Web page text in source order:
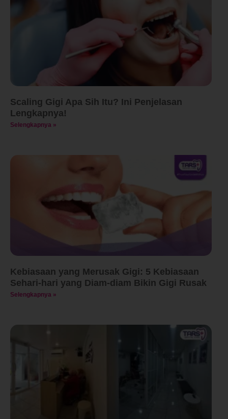
Scaling Gigi Apa Sih Itu? Ini Penjelasan
Lengkapnya!
Selengkapnya »
Kebiasaan yang Merusak Gigi: 5 Kebiasaan
Sehari-hari yang Diam-diam Bikin Gigi Rusak
Selengkapnya »